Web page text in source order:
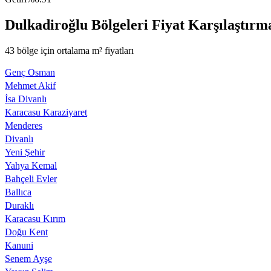
Dulkadiroğlu Bölgeleri Fiyat
43 bölge için ortalama m² fiyatları
Genç Osman
Mehmet Akif
İsa Divanlı
Karacasu Karaziyaret
Menderes
Divanlı
Yeni Şehir
Yahya Kemal
Bahçeli Evler
Ballıca
Duraklı
Karacasu Kırım
Doğu Kent
Kanuni
Senem Ayşe